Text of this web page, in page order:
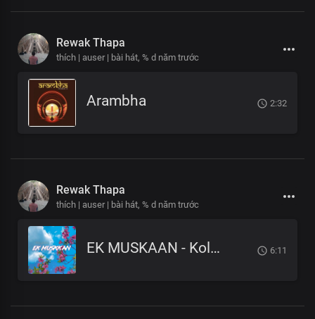
Rewak Thapa
thích | auser | bài hát, % d năm trước
Arambha 2:32
Rewak Thapa
thích | auser | bài hát, % d năm trước
EK MUSKAAN - Kolahal 6:11